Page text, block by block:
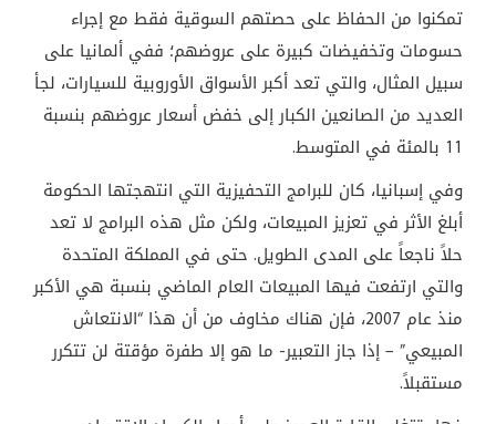
تمكنوا من الحفاظ على حصتهم السوقية فقط مع إجراء
حسومات وتخفيضات كبيرة على عروضهم؛ ففي ألمانيا على
سبيل المثال، والتي تعد أكبر الأسواق الأوروبية للسيارات، لجأ
العديد من الصانعين الكبار إلى خفض أسعار عروضهم بنسبة
11 بالمئة في المتوسط.
وفي إسبانيا، كان للبرامج التحفيزية التي انتهجتها الحكومة
أبلغ الأثر في تعزيز المبيعات، ولكن مثل هذه البرامج لا تعد
حلاً ناجعاً على المدى الطويل. حتى في المملكة المتحدة
والتي ارتفعت فيها المبيعات العام الماضي بنسبة هي الأكبر
منذ عام 2007، فإن هناك مخاوف من أن هذا “الانتعاش
المبيعي” – إذا جاز التعبير- ما هو إلا طفرة مؤقتة لن تتكرر
مستقبلاً.